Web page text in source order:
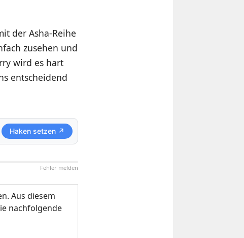
der Asha-Reihe
zusehen und
wird es hart
entscheidend
Haken setzen ↗
Fehler melden
Aus diesem
nachfolgende